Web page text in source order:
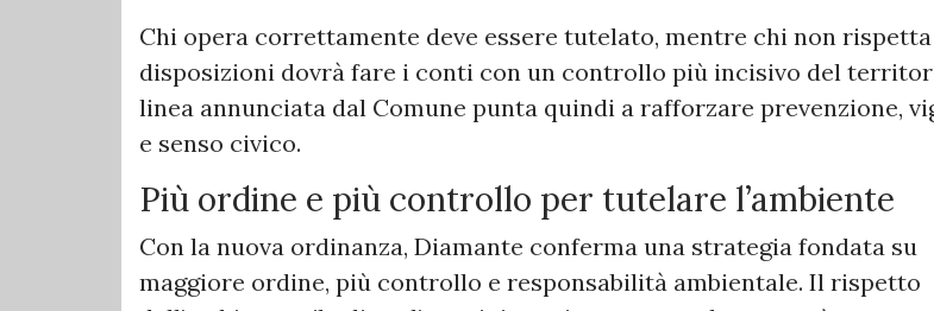
Chi opera correttamente deve essere tutelato, mentre chi non
disposizioni dovrà fare i conti con un controllo più incisivo del
linea annunciata dal Comune punta quindi a rafforzare prevenzione,
e senso civico.
Più ordine e più controllo per tutelare l’ambiente
Con la nuova ordinanza, Diamante conferma una strategia fondata su
maggiore ordine, più controllo e responsabilità ambientale. Il rispetto